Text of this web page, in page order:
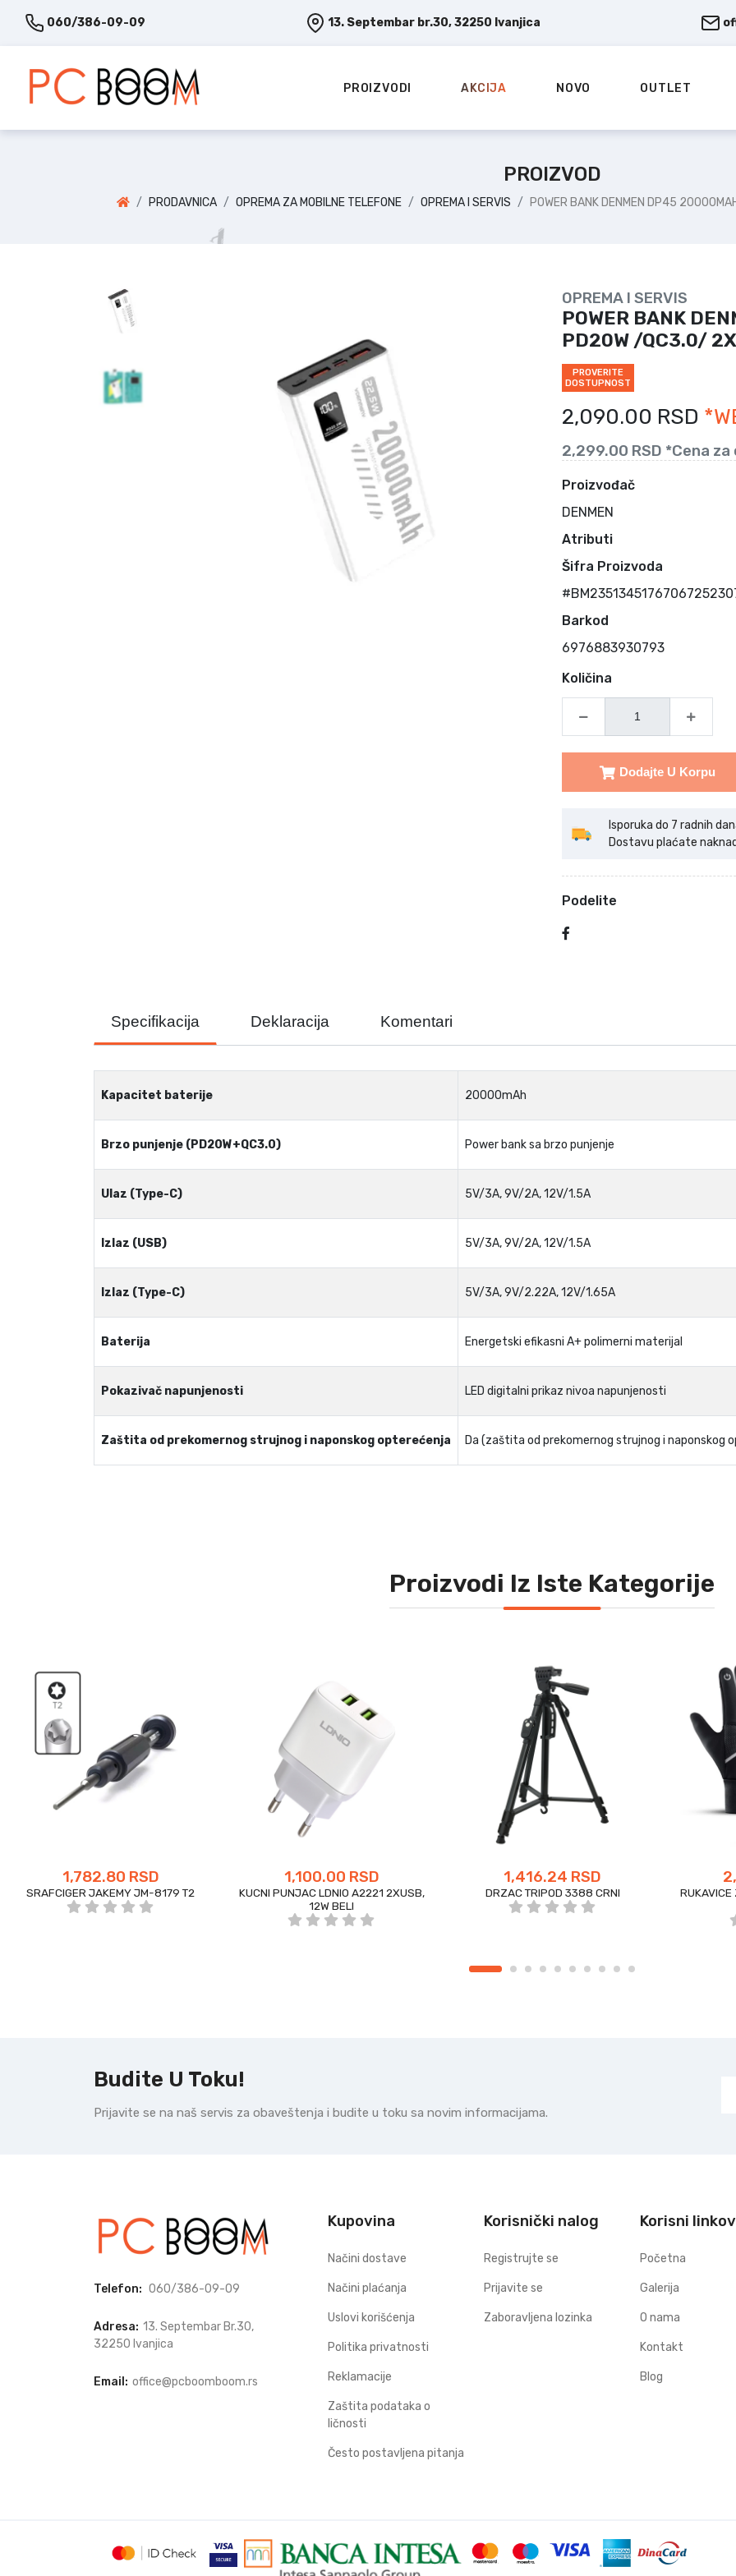
060/386-09-09 13. Septembar br.30, 32250 Ivanjica
PROIZVODI AKCIJA NOVO OUTLET
PROIZVOD
PRODAVNICA OPREMA ZA MOBILNE TELEFONE OPREMA I SERVIS POWER BANK DENMEN DP45
OPREMA I SERVIS
POWER BANK
PD20W /QC3.0/
PROVERITE
DOSTUPNOST
2,090.00 RSD
2,299.00 RSD *Cena
Proizvođač
DENMEN
Atributi
Šifra Proizvoda
Barkod
6976883930793
Količina
Dodajte U Korpu
Isporuka do 7 radnih
Dostavu plaćate
Podelite
Specifikacija Deklaracija Komentari
Kapacitet baterije 20000mAh
Brzo punjenje (PD20W+QC3.0) Power bank sa brzo punjenje
Ulaz (Type-C) 5V/3A, 9V/2A, 12V/1.5A
Izlaz (USB) 5V/3A, 9V/2A, 12V/1.5A
Izlaz (Type-C) 5V/3A, 9V/2.22A, 12V/1.65A
Baterija Energetski efikasni A+ polimerni materijal
Pokazivač napunjenosti LED digitalni prikaz nivoa napunjenosti
Zaštita od prekomernog strujnog i naponskog opterećenja Da (zaštita od prekomernog strujnog i naponskog
Proizvodi Iz Iste Kategorije
1,782.80 RSD
SRAFCIGER JAKEMY JM-8179 T2
1,100.00 RSD
KUCNI PUNJAC LDNIO A2221 2XUSB,
12W BELI
1,416.24 RSD
DRZAC TRIPOD 3388 CRNI
RUKAVICE
Budite U Toku!
Prijavite se na naš servis za obaveštenja i budite u toku sa novim informacijama.
Telefon: 060/386-09-09
Adresa: 13. Septembar Br.30,
32250 Ivanjica
Email: office@pcboomboom.rs
Kupovina
Načini dostave
Načini plaćanja
Uslovi korišćenja
Politika privatnosti
Reklamacije
Zaštita podataka o
ličnosti
Često postavljena pitanja
Korisnički nalog
Registrujte se
Prijavite se
Zaboravljena lozinka
Korisni
Početna
Galerija
O nama
Kontakt
Blog